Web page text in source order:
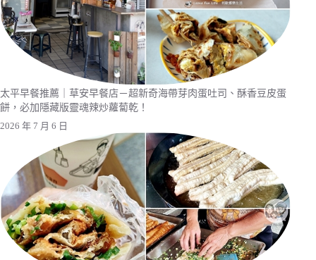
太平早餐推薦｜草安早餐店－超新奇海帶芽肉蛋吐司、酥香豆皮蛋
餅，必加隱藏版靈魂辣炒蘿蔔乾！
2026 年 7 月 6 日